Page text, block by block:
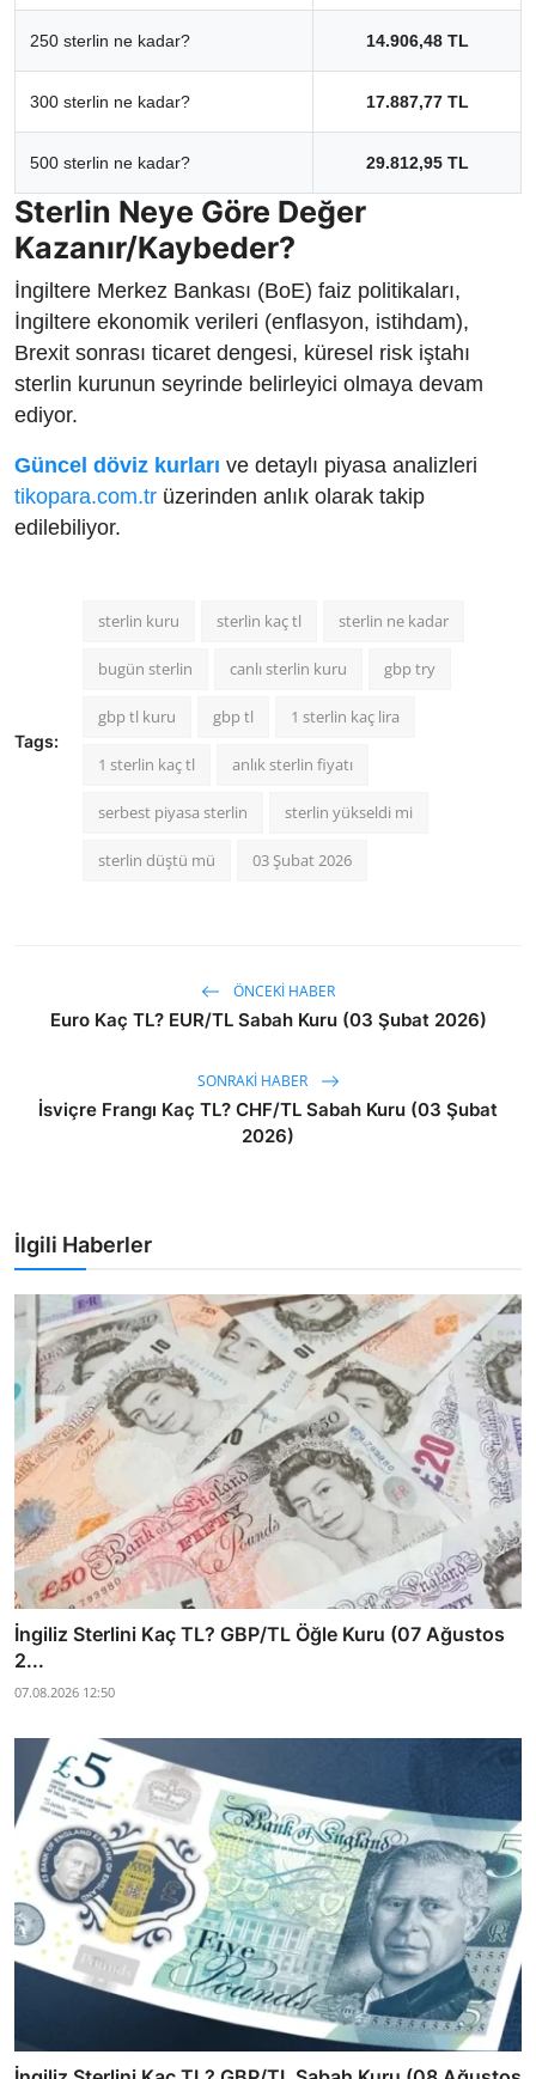
250 sterlin ne kadar? 14.906,48 TL
300 sterlin ne kadar? 17.887,77 TL
500 sterlin ne kadar? 29.812,95 TL
Sterlin Neye Göre Değer
Kazanır/Kaybeder?
İngiltere Merkez Bankası (BoE) faiz politikaları,
İngiltere ekonomik verileri (enflasyon, istihdam),
Brexit sonrası ticaret dengesi, küresel risk iştahı
sterlin kurunun seyrinde belirleyici olmaya devam
ediyor.
Güncel döviz kurları ve detaylı piyasa analizleri
tikopara.com.tr üzerinden anlık olarak takip
edilebiliyor.
Tags:
sterlin kuru sterlin kaç tl sterlin ne kadar
bugün sterlin canlı sterlin kuru gbp try
gbp tl kuru gbp tl 1 sterlin kaç lira
1 sterlin kaç tl anlık sterlin fiyatı
serbest piyasa sterlin sterlin yükseldi mi
sterlin düştü mü 03 Şubat 2026
ÖNCEKI HABER
Euro Kaç TL? EUR/TL Sabah Kuru (03 Şubat 2026)
SONRAKI HABER
İsviçre Frangı Kaç TL? CHF/TL Sabah Kuru (03 Şubat
2026)
İlgili Haberler
İngiliz Sterlini Kaç TL? GBP/TL Öğle Kuru (07 Ağustos
2...
07.08.2026 12:50